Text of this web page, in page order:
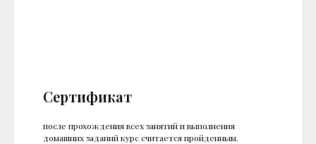
Сертификат
после прохождения всех занятий и выполнения
домашних заданий курс считается пройденным.